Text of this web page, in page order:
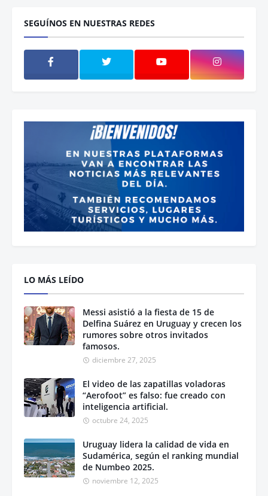
SEGUÍNOS EN NUESTRAS REDES
LO MÁS LEÍDO
Messi asistió a la fiesta de 15 de
Delfina Suárez en Uruguay y crecen los
rumores sobre otros invitados
famosos.
diciembre 27, 2025
El video de las zapatillas voladoras
“Aerofoot” es falso: fue creado con
inteligencia artificial.
octubre 24, 2025
Uruguay lidera la calidad de vida en
Sudamérica, según el ranking mundial
de Numbeo 2025.
noviembre 12, 2025